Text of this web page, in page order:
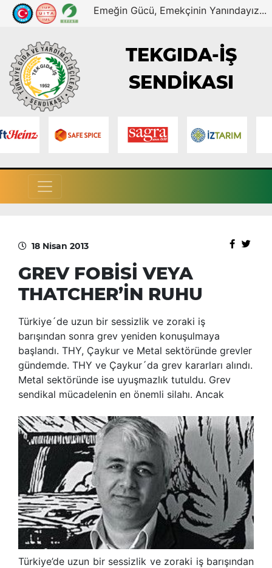
Emeğin Gücü, Emekçinin Yanındayız...
TEKGIDA-İŞ
SENDİKASI
18 Nisan 2013
GREV FOBİSİ VEYA
THATCHER’İN RUHU
Türkiye´de uzun bir sessizlik ve zoraki iş
barışından sonra grev yeniden konuşulmaya
başlandı. THY, Çaykur ve Metal sektöründe grevler
gündemde. THY ve Çaykur´da grev kararları alındı.
Metal sektöründe ise uyuşmazlık tutuldu. Grev
sendikal mücadelenin en önemli silahı. Ancak
Türkiye’de uzun bir sessizlik ve zoraki iş barışından